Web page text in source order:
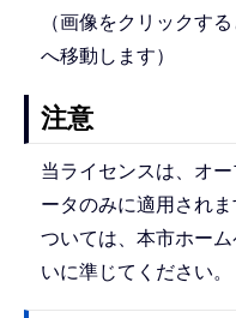
（画像をクリックす
へ移動します）
注意
当ライセンスは、オ
ータのみに適用され
ついては、本市ホー
いに準じてください。